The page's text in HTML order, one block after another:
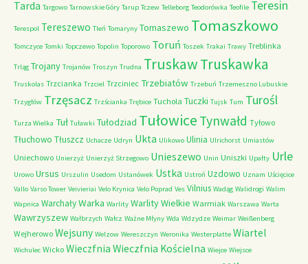
Tarda Targowo Tarnowskie Góry Tarup Tczew Telleborg Teodorówka Teofile Teresin
Terespol Tereszewo Tleń Tomaryny Tomaszewo Tomaszkowo
Tomczyce Tomki Topczewo Topolin Toporowo Toruń Toszek Trakai Trawy Treblinka
Trląg Trojany Trojanów Troszyn Trudna TruskawTruskawka
Truskolas Trzcianka Trzciel Trzciniec Trzebiatów Trzebuń Trzemeszno Lubuskie
Trzygłów Trzęsacz Trzścianka Trębice Tuchola Tuczki Tujsk Tum Turośl
Turza Wielka Tuł Tuławki Tułodziad Tułowice Tynwałd Tyłowo
Tłuchowo Tłuszcz Uchacze Udryn Ukta Ulikowo Ulinia Ulrichorst Umiastów
Uniechowo Unierzyż Unierzyż Strzegowo Unieszewo Unin Uniszki Upałty Urle
Urowo Ursus Urszulin Usedom Ustanówek Ustka Ustroń Uzdowo Uznam Uścięcice
Vallo Varso Tower Veivieriai Velo Krynica Velo Poprad Ves Vilnius Wadąg Walidrogi Walim
Wapnica WarchałyWarka Warlity Warlity Wielkie Warmiak Warszawa Warta
Wawrzyszew Wałbrzych Wałcz Ważne Młyny Wda Wdzydze Weimar Weißenberg
Wejherowo Wejsuny Welzow Wereszczyn Weronika Westerplatte Wiartel
Wichulec Wicko Wieczfnia Wieczfnia Kościelna Wiejce Wiejsce